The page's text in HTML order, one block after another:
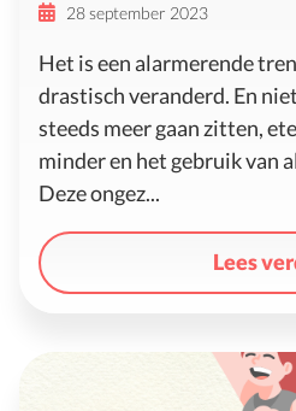
28 september 2023
Het is een alarmerende
drastisch veranderd. En
steeds meer gaan zitten,
minder en het gebruik van
Deze ongez...
Lees